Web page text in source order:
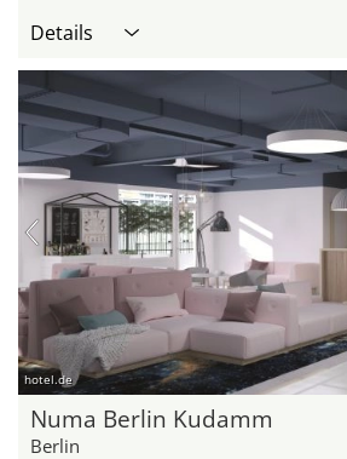
Details
hotel.de
Numa Berlin Kudamm
Berlin